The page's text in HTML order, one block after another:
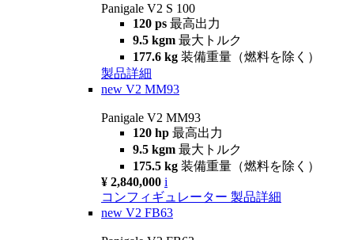
Panigale V2 S 100
120 ps 最高出力
9.5 kgm 最大トルク
177.6 kg 装備重量（燃料を除く）
製品詳細
new V2 MM93
Panigale V2 MM93
120 hp 最高出力
9.5 kgm 最大トルク
175.5 kg 装備重量（燃料を除く）
¥ 2,840,000 i
コンフィギュレーター 製品詳細
new V2 FB63